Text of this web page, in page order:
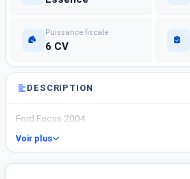
Puissance fiscale
6 CV
DESCRIPTION
Ford Focus 2004
Voir plus